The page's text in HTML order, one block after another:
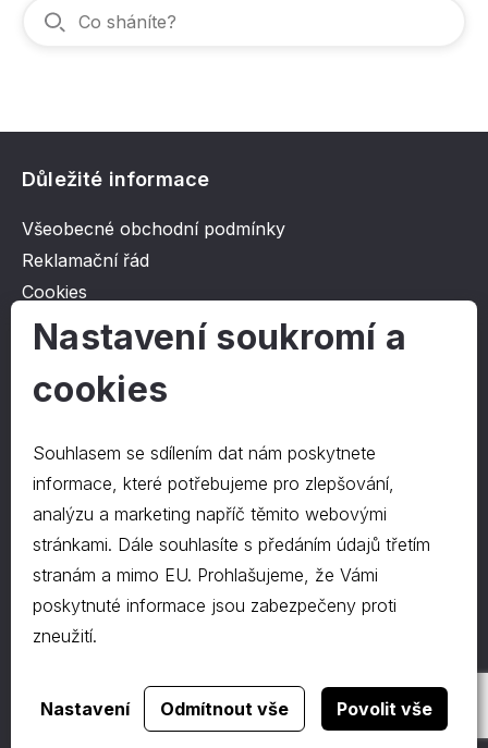
Důležité informace
Všeobecné obchodní podmínky
Reklamační řád
Cookies
Ochrana osobních údajů
O společnosti
Kontakt
O nás
Kontakty
577 222 666
©2024 PD-HRAPA s.r.o.
Realizace webudgstudio.
Nastavení soukromí a
cookies
Souhlasem se sdílením dat nám poskytnete
informace, které potřebujeme pro zlepšování,
analýzu a marketing napříč těmito webovými
stránkami. Dále souhlasíte s předáním údajů třetím
stranám a mimo EU. Prohlašujeme, že Vámi
poskytnuté informace jsou zabezpečeny proti
zneužití.
Nastavení Odmítnout vše Povolit vše